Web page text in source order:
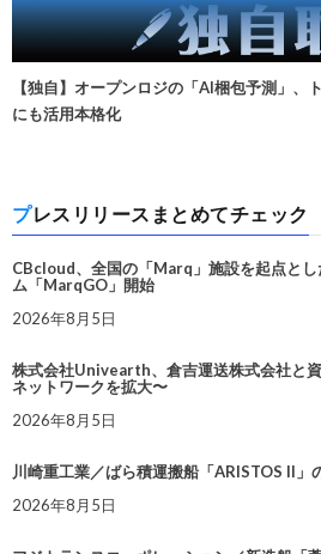
【独自】オープンロジの「AI梱包予測」、
にも活用本格化
プレスリリースまとめてチェック
CBcloud、全国の「Marq」施設を起点と
ム「MarqGO」開始
2026年8月5日
株式会社Univearth、倉吉運送株式会社と
ネットワークを拡大〜
2026年8月5日
川崎重工業／ばら積運搬船「ARISTOS II」
2026年8月5日